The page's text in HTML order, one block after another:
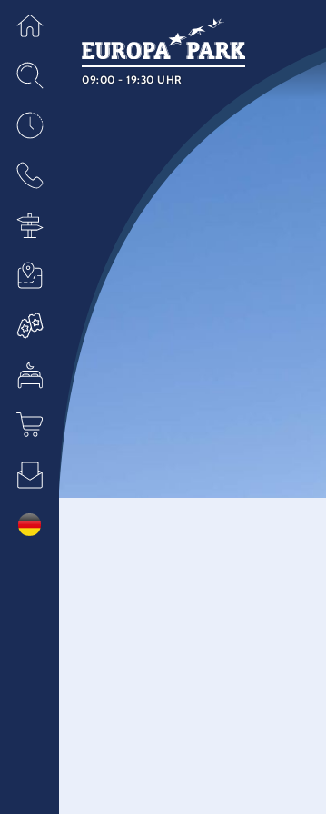
09:00 - 19:30 UHR